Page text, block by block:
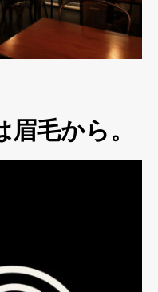
毛から。